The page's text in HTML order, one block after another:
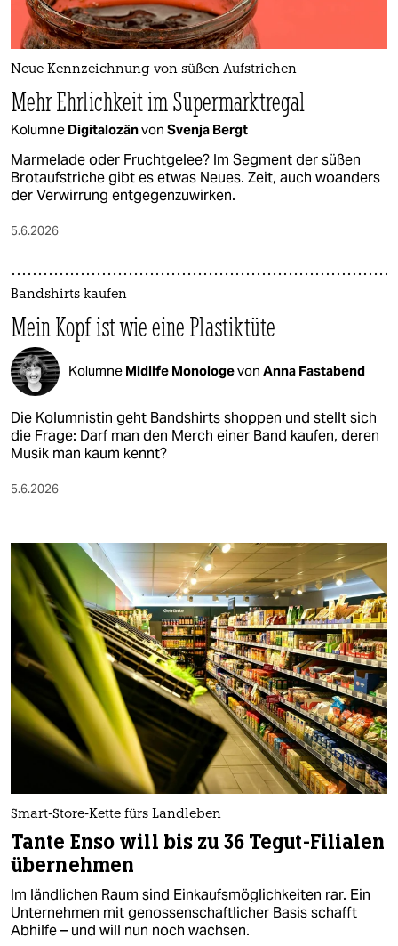
Neue Kennzeichnung von süßen Aufstrichen
Mehr Ehrlichkeit im Supermarktregal
Kolumne Digitalozänvon Svenja Bergt
Marmelade oder Fruchtgelee? Im Segment der süßen
Brotaufstriche gibt es etwas Neues. Zeit, auch woanders
der Verwirrung entgegenzuwirken.
5.6.2026
Bandshirts kaufen
Mein Kopf ist wie eine Plastiktüte
Kolumne Midlife Monologevon Anna Fastabend
Die Kolumnistin geht Bandshirts shoppen und stellt sich
die Frage: Darf man den Merch einer Band kaufen, deren
Musik man kaum kennt?
5.6.2026
Smart-Store-Kette fürs Landleben
Tante Enso will bis zu 36 Tegut-Filialen
übernehmen
Im ländlichen Raum sind Einkaufsmöglichkeiten rar. Ein
Unternehmen mit genossenschaftlicher Basis schafft
Abhilfe – und will nun noch wachsen.